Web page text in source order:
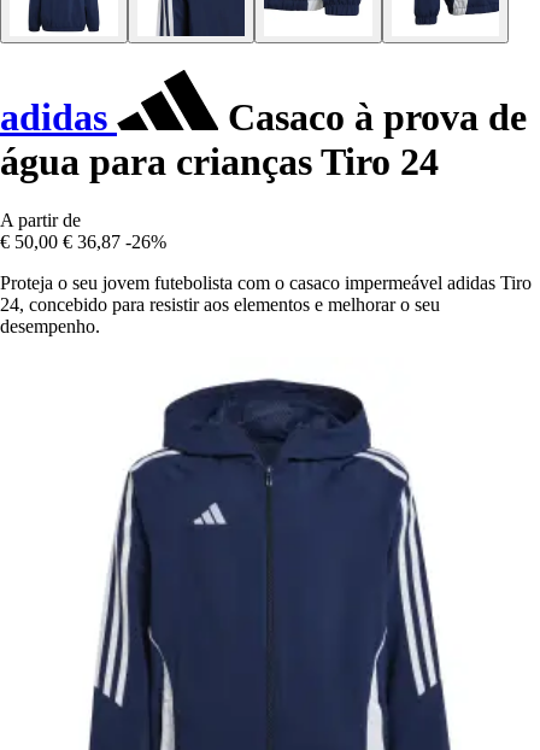
adidas
Casaco à prova de
água para crianças Tiro 24
A partir de
€ 50,00 € 36,87 -26%
Proteja o seu jovem futebolista com o casaco impermeável adidas Tiro
24, concebido para resistir aos elementos e melhorar o seu
desempenho.